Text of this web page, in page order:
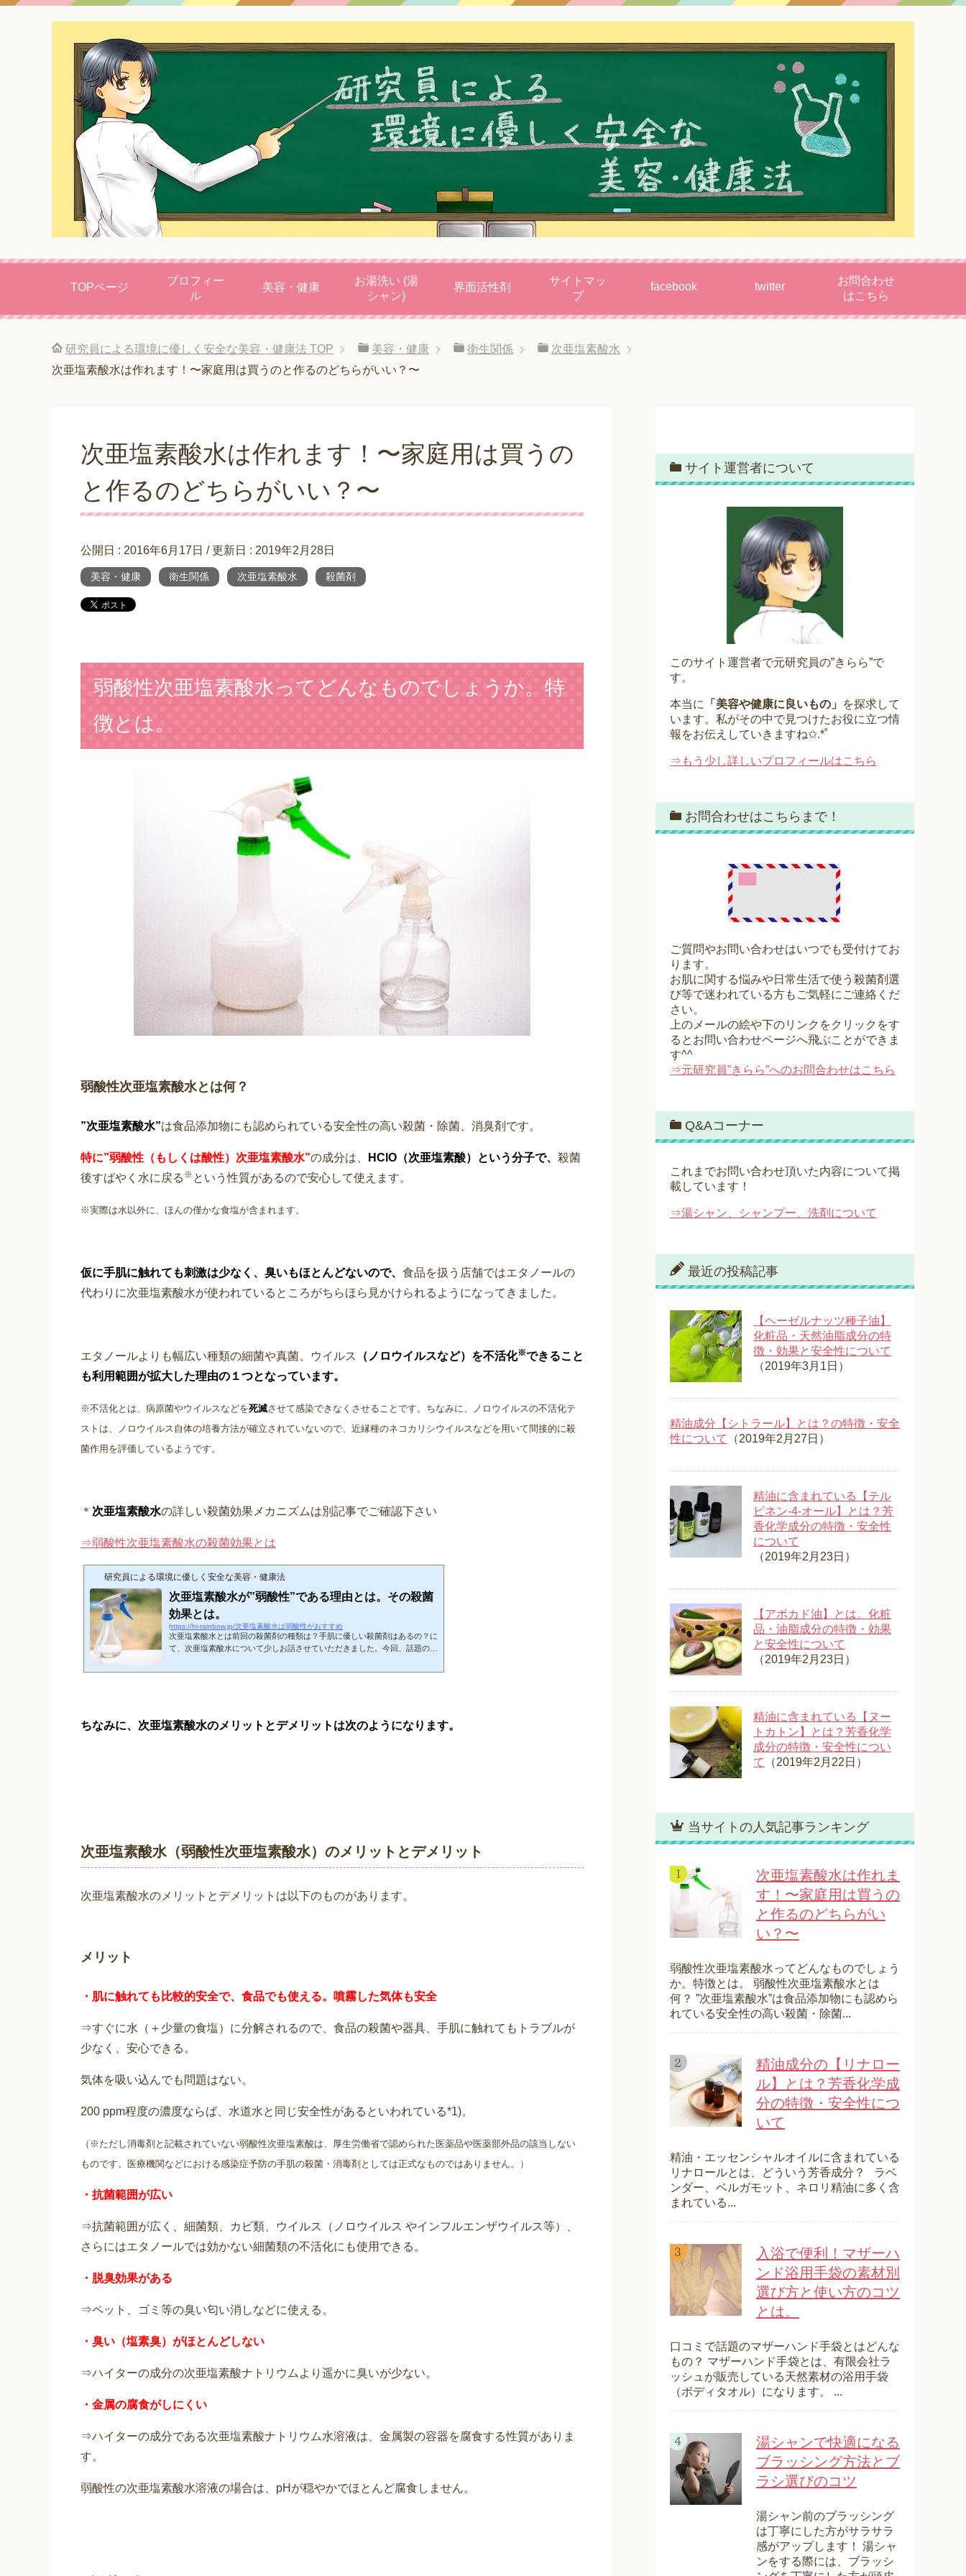
TOPページ
プロフィー
ル
美容・健康
お湯洗い (湯
シャン)
界面活性剤
サイトマッ
プ
facebook twitter
お問合わせ
はこちら
研究員による環境に優しく安全な美容・健康法 TOP 美容・健康 衛生関係
次亜塩素酸水
次亜塩素酸水は作れます！〜家庭用は買うのと作るのどちらがいい？〜
次亜塩素酸水は作れます！〜家庭用は買うの
と作るのどちらがいい？〜
公開日 : 2016年6月17日 / 更新日 : 2019年2月28日
美容・健康 衛生関係 次亜塩素酸水 殺菌剤
弱酸性次亜塩素酸水ってどんなものでしょうか。特
徴とは。
弱酸性次亜塩素酸水とは何？
”次亜塩素酸水”は食品添加物にも認められている安全性の高い殺菌・除菌、消臭剤です。
特に”弱酸性（もしくは酸性） 次亜塩素酸水”の成分は、 HClO（次亜塩素酸）という分子で、 殺菌
後すばやく水に戻る ※ という性質があるので安心して使えます。
※実際は水以外に、ほんの僅かな食塩が含まれます。
仮に手肌に触れても刺激は少なく、臭いもほとんどないので、 食品を扱う店舗ではエタノールの
代わりに次亜塩素酸水が使われているところがちらほら見かけられるようになってきました。
エタノールよりも幅広い種類の細菌や真菌、ウイルス （ノロウイルスなど）を不活化※できること
も利用範囲が拡大した理由の１つとなっています。
※不活化とは、病原菌やウイルスなどを死滅させて感染できなくさせることです。ちなみに、ノロウイルスの不活化テ
ストは、ノロウイルス自体の培養方法が確立されていないので、近縁種のネコカリシウイルスなどを用いて間接的に殺
菌作用を評価しているようです。
＊ 次亜塩素酸水の詳しい殺菌効果メカニズムは別記事でご確認下さい
⇒弱酸性次亜塩素酸水の殺菌効果とは
研究員による環境に優しく安全な美容・健康法
次亜塩素酸水が”弱酸性”である理由とは。その殺菌
効果とは。
https://hi-rainbow.jp/次亜塩素酸水は弱酸性がおすすめ
次亜塩素酸水とは前回の殺菌剤の種類は？手肌に優しい殺菌剤はあるの？に
て、次亜塩素酸水について少しお話させていただきました。今回、話題の弱
性”とも記載されています）弱酸性次亜塩素酸水は、言葉の通り、pHが酸性
性（pHが８以降）になると...
ちなみに、次亜塩素酸水のメリットとデメリットは次のようになります。
次亜塩素酸水（弱酸性次亜塩素酸水）のメリットとデメリット
次亜塩素酸水のメリットとデメリットは以下のものがあります。
メリット
・肌に触れても比較的安全で、食品でも使える。噴霧した気体も安全
⇒すぐに水（＋少量の食塩）に分解されるので、食品の殺菌や器具、手肌に触れてもトラブルが
少なく、安心できる。
気体を吸い込んでも問題はない。
200 ppm程度の濃度ならば、水道水と同じ安全性があるといわれている*1)。
（※ただし消毒剤と記載されていない弱酸性次亜塩素酸は、厚生労働省で認められた医薬品や医薬部外品の該当しない
ものです。医療機関などにおける感染症予防の手肌の殺菌・消毒剤としては正式なものではありません。）
・抗菌範囲が広い
⇒抗菌範囲が広く、細菌類、カビ類、ウイルス（ノロウイルス やインフルエンザウイルス等）、
さらにはエタノールでは効かない細菌類の不活化にも使用できる。
・脱臭効果がある
⇒ペット、ゴミ等の臭い匂い消しなどに使える。
・臭い（塩素臭）がほとんどしない
⇒ハイターの成分の次亜塩素酸ナトリウムより遥かに臭いが少ない。
・金属の腐食がしにくい
⇒ハイターの成分である次亜塩素酸ナトリウム水溶液は、金属製の容器を腐食する性質がありま
す。
弱酸性の次亜塩素酸水溶液の場合は、pHが穏やかでほとんど腐食しません。
サイト運営者について
このサイト運営者で元研究員の”きらら”で
す。
本当に 「美容や健康に良いもの」 を探求して
います。私がその中で見つけたお役に立つ情
報をお伝えしていきますね✩.*˚
⇒もう少し詳しいプロフィールはこちら
お問合わせはこちらまで！
ご質問やお問い合わせはいつでも受付けてお
ります。
お肌に関する悩みや日常生活で使う殺菌剤選
び等で迷われている方もご気軽にご連絡くだ
さい。
上のメールの絵や下のリンクをクリックをす
るとお問い合わせページへ飛ぶことができま
す^^
⇒元研究員”きらら”へのお問合わせはこちら
Q&Aコーナー
これまでお問い合わせ頂いた内容について掲
載しています！
⇒湯シャン、シャンプー、洗剤について
最近の投稿記事
【ヘーゼルナッツ種子油】
化粧品・天然油脂成分の特
徴・効果と安全性について
（2019年3月1日）
精油成分【シトラール】とは？の特徴・安全
性について
（2019年2月27日）
精油に含まれている【テル
ピネン-4-オール】とは？芳
香化学成分の特徴・安全性
について
（2019年2月23日）
【アボカド油】とは。化粧
品・油脂成分の特徴・効果
と安全性について
（2019年2月23日）
精油に含まれている【ヌー
トカトン】とは？芳香化学
成分の特徴・安全性につい
て
（2019年2月22日）
当サイトの人気記事ランキング
次亜塩素酸水は作れま
す！〜家庭用は買うの
と作るのどちらがい
い？〜
弱酸性次亜塩素酸水ってどんなものでしょう
か。特徴とは。 弱酸性次亜塩素酸水とは
何？ ”次亜塩素酸水”は食品添加物にも認めら
れている安全性の高い殺菌・除菌...
精油成分の【リナロー
ル】とは？芳香化学成
分の特徴・安全性につ
いて
精油・エッセンシャルオイルに含まれている
リナロールとは、どういう芳香成分？ ラベ
ンダー、ベルガモット、ネロリ精油に多く含
まれている...
入浴で便利！マザーハ
ンド浴用手袋の素材別
選び方と使い方のコツ
とは。
口コミで話題のマザーハンド手袋とはどんな
もの？ マザーハンド手袋とは、有限会社ラ
ッシュが販売している天然素材の浴用手袋
（ボディタオル）になります。 ...
湯シャンで快適になる
ブラッシング方法とブ
ラシ選びのコツ
湯シャン前のブラッシング
は丁寧にした方がサラサラ
感がアップします！ 湯シャ
ンをする際には、ブラッシ